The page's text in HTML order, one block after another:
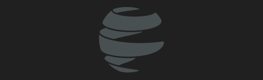
Si po shpërbëhet koalicioni i mbështetësve të Trumpit?